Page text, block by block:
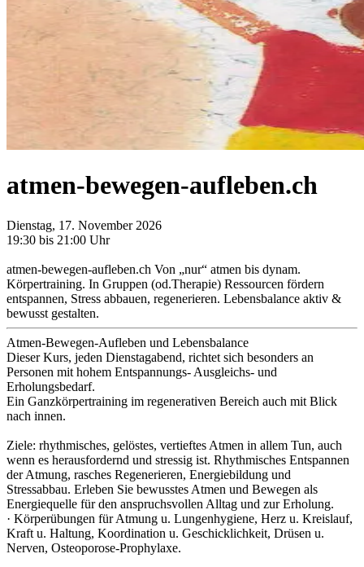
atmen-bewegen-aufleben.ch
Dienstag, 17. November 2026
19:30 bis 21:00 Uhr
atmen-bewegen-aufleben.ch Von „nur“ atmen bis dynam.
Körpertraining. In Gruppen (od.Therapie) Ressourcen fördern
entspannen, Stress abbauen, regenerieren. Lebensbalance aktiv &
bewusst gestalten.
Atmen-Bewegen-Aufleben und Lebensbalance
Dieser Kurs, jeden Dienstagabend, richtet sich besonders an
Personen mit hohem Entspannungs- Ausgleichs- und
Erholungsbedarf.
Ein Ganzkörpertraining im regenerativen Bereich auch mit Blick
nach innen.
Ziele: rhythmisches, gelöstes, vertieftes Atmen in allem Tun, auch
wenn es herausfordernd und stressig ist. Rhythmisches Entspannen
der Atmung, rasches Regenerieren, Energiebildung und
Stressabbau. Erleben Sie bewusstes Atmen und Bewegen als
Energiequelle für den anspruchsvollen Alltag und zur Erholung.
· Körperübungen für Atmung u. Lungenhygiene, Herz u. Kreislauf,
Kraft u. Haltung, Koordination u. Geschicklichkeit, Drüsen u.
Nerven, Osteoporose-Prophylaxe.